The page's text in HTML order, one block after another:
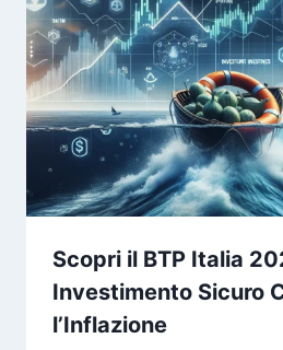
Scopri il BTP Italia
Investimento Sicuro
l’Inflazione